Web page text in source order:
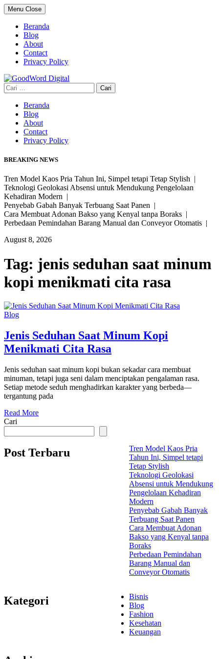
Skip
to
content
Menu Close
Beranda
Blog
About
Contact
Privacy Policy
Cari
untuk:
Beranda
Blog
About
Contact
Privacy Policy
BREAKING NEWS
Tren Model Kaos Pria Tahun Ini, Simpel tetapi Tetap Stylish |
Teknologi Geolokasi Absensi untuk Mendukung Pengelolaan
Kehadiran Modern |
Penyebab Gabah Banyak Terbuang Saat Panen |
Cara Membuat Adonan Bakso yang Kenyal tanpa Boraks |
Perbedaan Pemindahan Barang Manual dan Conveyor Otomatis |
August 8, 2026
Tag: jenis seduhan saat minum
kopi menikmati cita rasa
Blog
Jenis Seduhan Saat Minum Kopi
Menikmati Cita Rasa
Jenis seduhan saat minum kopi bukan sekadar cara membuat
minuman, tetapi juga seni dalam menciptakan pengalaman rasa.
Setiap metode seduh menghadirkan karakter yang berbeda—
tergantung pada
Read More
Cari
Post Terbaru
Tren Model Kaos Pria
Tahun Ini, Simpel tetapi
Tetap Stylish
Teknologi Geolokasi
Absensi untuk Mendukung
Pengelolaan Kehadiran
Modern
Penyebab Gabah Banyak
Terbuang Saat Panen
Cara Membuat Adonan
Bakso yang Kenyal tanpa
Boraks
Perbedaan Pemindahan
Barang Manual dan
Conveyor Otomatis
Kategori
Bisnis
Blog
Fashion
Kesehatan
Keuangan